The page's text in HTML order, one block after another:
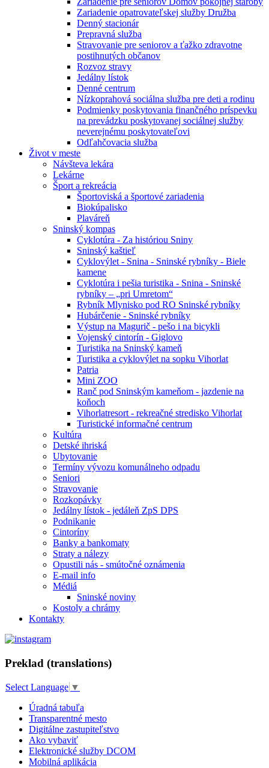
Zariadenie opatrovateľskej služby Družba
Denný stacionár
Prepravná služba
Stravovanie pre seniorov a ťažko zdravotne
postihnutých občanov
Rozvoz stravy
Jedálny lístok
Denné centrum
Nízkoprahová sociálna služba pre deti a rodinu
Podmienky poskytovania finančného príspevku
na prevádzku poskytovanej sociálnej služby
neverejnému poskytovateľovi
Odľahčovacia služba
Život v meste
Návšteva lekára
Lekárne
Šport a rekreácia
Športoviská a športové zariadenia
Biokúpalisko
Plaváreň
Sninský kompas
Cyklotúra - Za históriou Sniny
Sninský kaštieľ
Cyklovýlet - Snina - Sninské rybníky - Biele
kamene
Cyklotúra i pešia turistika - Snina - Sninské
rybníky – „pri Umretom“
Rybník Mlynisko pod RO Sninské rybníky
Hubárčenie - Sninské rybníky
Výstup na Magurič - pešo i na bicykli
Vojenský cintorín - Giglovo
Turistika na Sninský kameň
Turistika a cyklovýlet na sopku Vihorlat
Patria
Mini ZOO
Ranč pod Sninským kameňom - jazdenie na
koňoch
Vihorlatresort - rekreačné stredisko Vihorlat
Turistické informačné centrum
Kultúra
Detské ihriská
Ubytovanie
Termíny vývozu komunálneho odpadu
Seniori
Stravovanie
Rozkopávky
Jedálny lístok - jedáleň ZpS DPS
Podnikanie
Cintoríny
Banky a bankomaty
Straty a nálezy
Opustili nás - smútočné oznámenia
E-mail info
Médiá
Sninské noviny
Kostoly a chrámy
Kontakty
Preklad (translations)
Select Language ▼
Úradná tabuľa
Transparentné mesto
Digitálne zastupiteľstvo
Ako vybaviť
Elektronické služby DCOM
Mobilná aplikácia